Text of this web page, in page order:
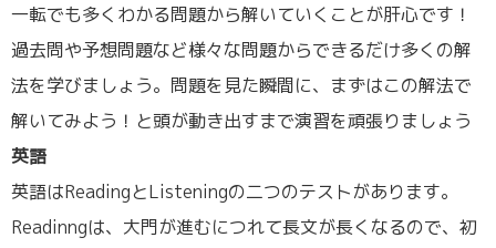
一転でも多くわかる問題から解いていくことが肝心です！
過去問や予想問題など様々な問題からできるだけ多くの解
法を学びましょう。問題を見た瞬間に、まずはこの解法で
解いてみよう！と頭が動き出すまで演習を頑張りましょう
英語
英語はReadingとListeningの二つのテストがあります。
Readinngは、大門が進むにつれて長文が長くなるので、初